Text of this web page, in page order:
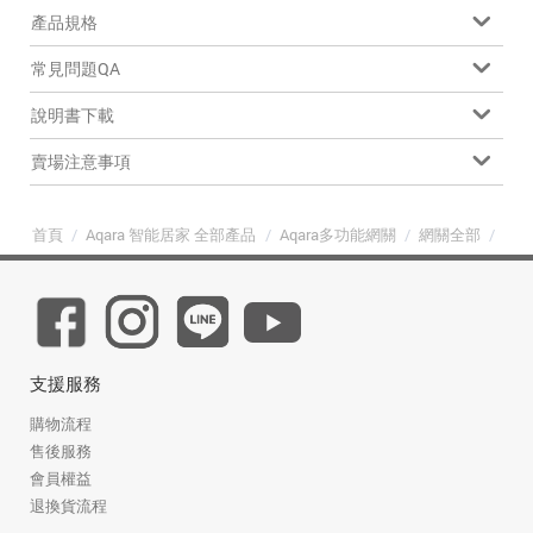
產品規格
常見問題QA
說明書下載
賣場注意事項
首頁 / Aqara 智能居家 全部產品 / Aqara多功能網關 / 網關全部 /
支援服務
購物流程
售後服務
會員權益
退換貨流程